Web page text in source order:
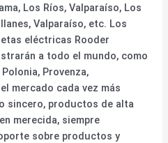
Los Ríos, Valparaíso, Los
Valparaíso, etc. Los
eléctricas Rooder
a todo el mundo, como
Provenza,
mercado cada vez más
sincero, productos de alta
merecida, siempre
sobre productos y